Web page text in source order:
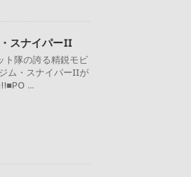
スナイパーII
ト隊の誇る精鋭モビ
ム・スナイパーIIが
...